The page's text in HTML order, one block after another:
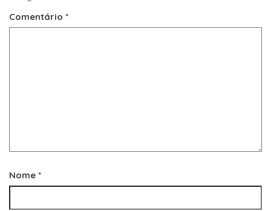
Comentário *
Nome *